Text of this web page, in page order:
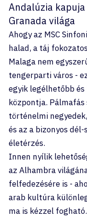
Andalúzia kapuja
Granada világa
Ahogy az MSC
halad, a táj
Malaga nem
tengerparti város -
egyik legélhetőbb
központja. Pálmafás
történelmi
és az a bizonyos dél-
életérzés.
Innen nyílik
az Alhambra
felfedezésére is -
arab kultúra
ma is kézzel fogható.